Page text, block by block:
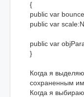
{
public var
public var
public var
}
Когда я
сохраненным
Когда я